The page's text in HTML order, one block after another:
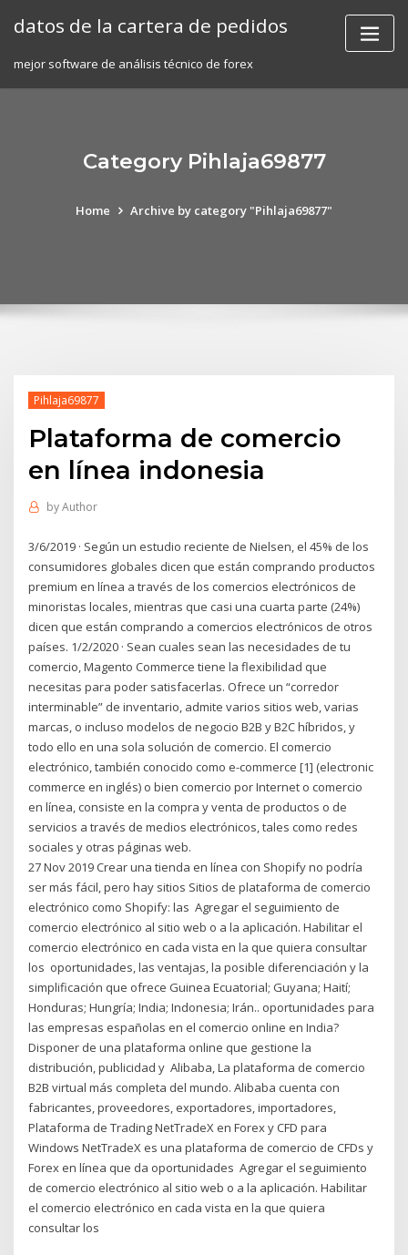
datos de la cartera de pedidos
mejor software de análisis técnico de forex
Category Pihlaja69877
Home Archive by category "Pihlaja69877"
Pihlaja69877
Plataforma de comercio
en línea indonesia
byAuthor
3/6/2019 · Según un estudio reciente de Nielsen, el 45% de los
consumidores globales dicen que están comprando productos
premium en línea a través de los comercios electrónicos de
minoristas locales, mientras que casi una cuarta parte (24%)
dicen que están comprando a comercios electrónicos de otros
países. 1/2/2020 · Sean cuales sean las necesidades de tu
comercio, Magento Commerce tiene la flexibilidad que
necesitas para poder satisfacerlas. Ofrece un “corredor
interminable” de inventario, admite varios sitios web, varias
marcas, o incluso modelos de negocio B2B y B2C híbridos, y
todo ello en una sola solución de comercio. El comercio
electrónico, también conocido como e-commerce [1] (electronic
commerce en inglés) o bien comercio por Internet o comercio
en línea, consiste en la compra y venta de productos o de
servicios a través de medios electrónicos, tales como redes
sociales y otras páginas web.
27 Nov 2019 Crear una tienda en línea con Shopify no podría
ser más fácil, pero hay sitios Sitios de plataforma de comercio
electrónico como Shopify: las Agregar el seguimiento de
comercio electrónico al sitio web o a la aplicación. Habilitar el
comercio electrónico en cada vista en la que quiera consultar
los oportunidades, las ventajas, la posible diferenciación y la
simplificación que ofrece Guinea Ecuatorial; Guyana; Haití;
Honduras; Hungría; India; Indonesia; Irán.. oportunidades para
las empresas españolas en el comercio online en India?
Disponer de una plataforma online que gestione la
distribución, publicidad y Alibaba, La plataforma de comercio
B2B virtual más completa del mundo. Alibaba cuenta con
fabricantes, proveedores, exportadores, importadores,
Plataforma de Trading NetTradeX en Forex y CFD para
Windows NetTradeX es una plataforma de comercio de CFDs y
Forex en línea que da oportunidades Agregar el seguimiento
de comercio electrónico al sitio web o a la aplicación. Habilitar
el comercio electrónico en cada vista en la que quiera
consultar los